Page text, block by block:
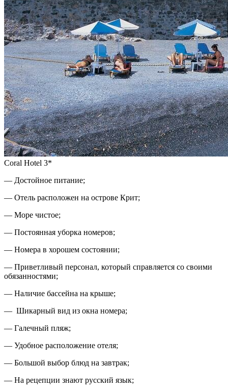
Coral Hotel 3*
— Достойное питание;
— Отель расположен на острове Крит;
— Море чистое;
— Постоянная уборка номеров;
— Номера в хорошем состоянии;
— Приветливый персонал, который справляется со своими
обязанностями;
— Наличие бассейна на крыше;
— Шикарный вид из окна номера;
— Галечный пляж;
— Удобное расположение отеля;
— Большой выбор блюд на завтрак;
— На рецепции знают русский язык;